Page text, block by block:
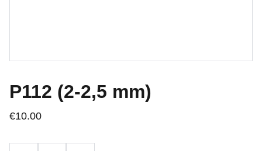
P112 (2-2,5 mm)
€10.00